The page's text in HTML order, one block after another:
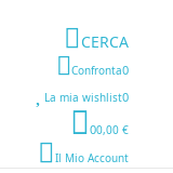
CERCA
Confronta0
La mia wishlist0
00,00 €
Il Mio Account